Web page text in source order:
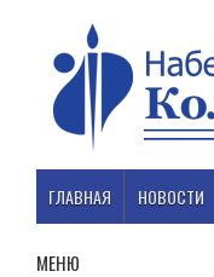
ГЛАВНАЯ НОВОСТИ
МЕНЮ